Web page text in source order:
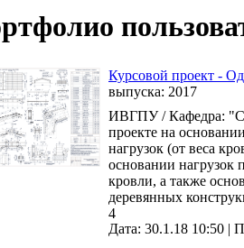
Курсовой проект -
выпуска: 2017
ИВГПУ / Кафедра:
проекте на
нагрузок (от веса
основании нагрузок
кровли, а также
деревянных
4
Дата: 30.1.18 10:50 |